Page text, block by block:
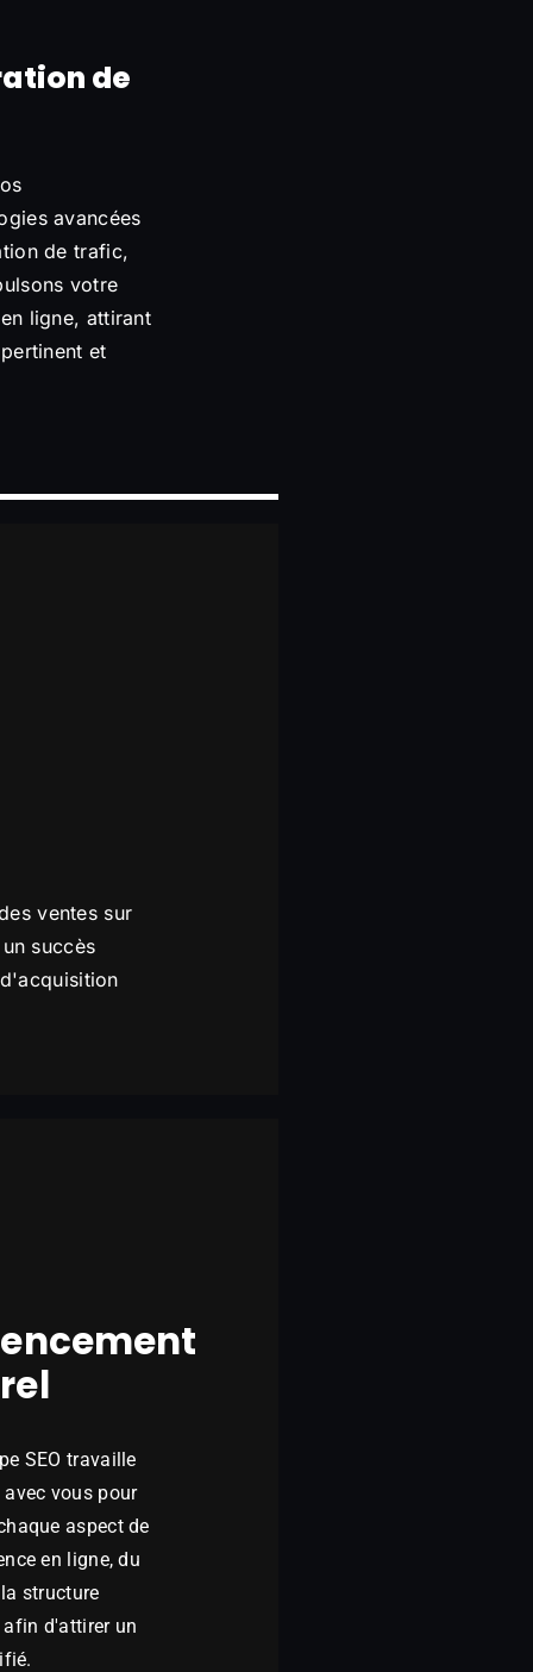
de
avancées
de trafic,
votre
ligne, attirant
et
ventes sur
succès
SEO travaille
vous pour
aspect de
en ligne, du
structure
afin d'attirer un